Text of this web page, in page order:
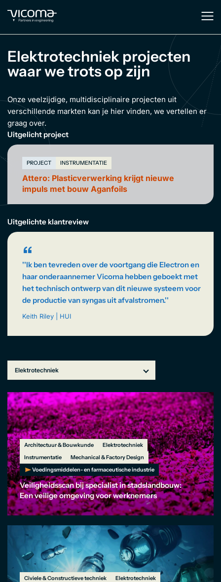
EN
Elektrotechniek projecten
waar we trots op zijn
Onze veelzijdige, multidisciplinaire projecten uit
verschillende markten kan je hier vinden, we vertellen er
graag over.
Uitgelicht project
PROJECT INSTRUMENTATIE
Attero: Plasticverwerking krijgt nieuwe
impuls met bouw Aganfoils
Uitgelichte klantreview
“
''Ik ben tevreden over de voortgang die Electron en
haar onderaannemer Vicoma hebben geboekt met
het technisch ontwerp van dit nieuwe systeem voor
de productie van syngas uit afvalstromen.''
Keith Riley | HUI
Architectuur & Bouwkunde
Elektrotechniek
Instrumentatie
Mechanical & Factory Design
Voedingsmiddelen- en farmaceutische industrie
Veiligheidsscan bij specialist in stadslandbouw:
Een veilige omgeving voor werknemers
Civiele & Constructieve techniek
Elektrotechniek